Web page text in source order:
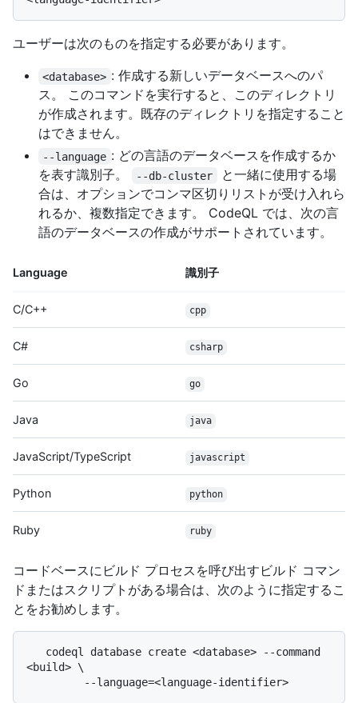
ユーザーは次のものを指定する必要があります。
<database> : 作成する新しいデータベースへのパ
ス。 このコマンドを実行すると、このディレクトリ
が作成されます。既存のディレクトリを指定すること
はできません。
--language : どの言語のデータベースを作成するか
を表す識別子。
--db-cluster
と一緒に使用する場
合は、オプションでコンマ区切りリストが受け入れら
れるか、複数指定できます。 CodeQL では、次の言
語のデータベースの作成がサポートされています。
Language 識別子
C/C++ cpp
C# csharp
Go go
Java java
JavaScript/TypeScript javascript
Python python
Ruby ruby
コードベースにビルド プロセスを呼び出すビルド コマン
ドまたはスクリプトがある場合は、次のように指定するこ
とをお勧めします。
<build> \